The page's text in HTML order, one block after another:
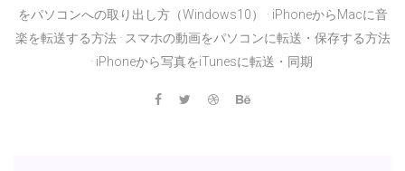
をパソコンへの取り出し方（Windows10） · iPhoneからMacに音
楽を転送する方法 · スマホの動画をパソコンに転送・保存する方法
· iPhoneから写真をiTunesに転送・同期